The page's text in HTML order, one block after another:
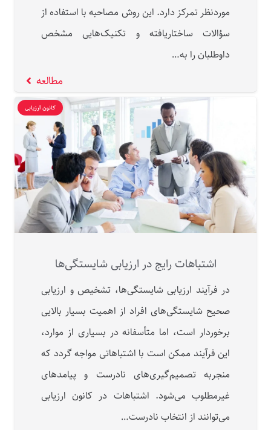
موردنظر تمرکز دارد. این روش مصاحبه با استفاده از
سؤالات ساختاریافته و تکنیک‌هایی مشخص
داوطلبان را به…
مطالعه
کانون ارزیابی
اشتباهات رایج در ارزیابی شایستگی‌ها
در فرآیند ارزیابی شایستگی‌ها، تشخیص و ارزیابی
صحیح شایستگی‌های افراد از اهمیت بسیار بالایی
برخوردار است، اما متأسفانه در بسیاری از موارد،
این فرآیند ممکن است با اشتباهاتی مواجه گردد که
منجربه تصمیم‌گیری‌های نادرست و پیامدهای
غیرمطلوب می‌شود. اشتباهات در کانون ارزیابی
می‌توانند از انتخاب نادرست…